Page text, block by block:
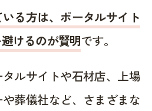
る方は、ポータルサイト
けるのが賢明です。
ルサイトや石材店、上場
葬儀社など、さまざまな